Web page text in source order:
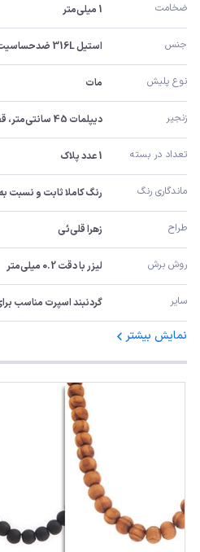
ضخامت 1 میلی‌متر
جنس استیل 316L ضدحساسیت
نوع پلیش مات
زنجیر دیپلمات 45 سانتی‌متر، قفل طوطی
تعداد در بسته 1 عدد پلاک
ماندگاری رنگ رنگ کاملا ثابت و نسبت
طراح زهرا قلی‌ئی
روش برش لیزر با دقت 0.2 میلی‌متر
سایر گردنبند اسپرت مناسب برای
نمایش بیشتر